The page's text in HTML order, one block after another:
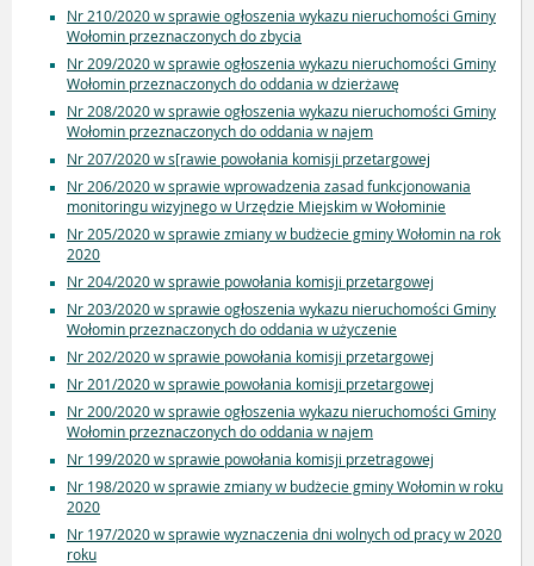
Nr 210/2020 w sprawie ogłoszenia wykazu nieruchomości Gminy
Wołomin przeznaczonych do zbycia
Nr 209/2020 w sprawie ogłoszenia wykazu nieruchomości Gminy
Wołomin przeznaczonych do oddania w dzierżawę
Nr 208/2020 w sprawie ogłoszenia wykazu nieruchomości Gminy
Wołomin przeznaczonych do oddania w najem
Nr 207/2020 w s[rawie powołania komisji przetargowej
Nr 206/2020 w sprawie wprowadzenia zasad funkcjonowania
monitoringu wizyjnego w Urzędzie Miejskim w Wołominie
Nr 205/2020 w sprawie zmiany w budżecie gminy Wołomin na rok
2020
Nr 204/2020 w sprawie powołania komisji przetargowej
Nr 203/2020 w sprawie ogłoszenia wykazu nieruchomości Gminy
Wołomin przeznaczonych do oddania w użyczenie
Nr 202/2020 w sprawie powołania komisji przetargowej
Nr 201/2020 w sprawie powołania komisji przetargowej
Nr 200/2020 w sprawie ogłoszenia wykazu nieruchomości Gminy
Wołomin przeznaczonych do oddania w najem
Nr 199/2020 w sprawie powołania komisji przetragowej
Nr 198/2020 w sprawie zmiany w budżecie gminy Wołomin w roku
2020
Nr 197/2020 w sprawie wyznaczenia dni wolnych od pracy w 2020
roku